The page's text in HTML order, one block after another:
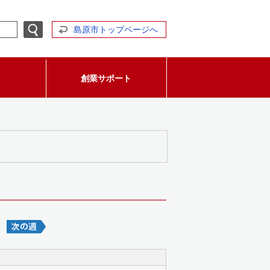
島原市トップページへ
創業サポート